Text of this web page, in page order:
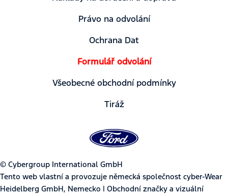
Právo na odvolání
Ochrana Dat
Formulář odvolání
Všeobecné obchodní podmínky
Tiráž
© Cybergroup International GmbH
Tento web vlastní a provozuje německá společnost cyber-Wear
Heidelberg GmbH, Nemecko | Obchodní značky a vizuální